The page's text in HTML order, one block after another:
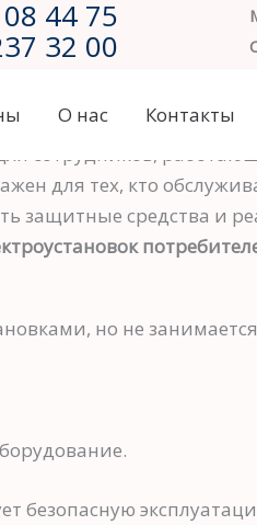
44 75
32 00
О нас Контакты
сотрудников,
для тех, кто
защитные средства и
но не
безопасную